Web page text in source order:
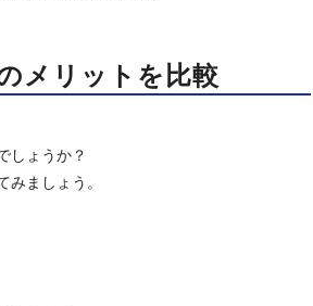
メリットを比較
しょうか？
ましょう。